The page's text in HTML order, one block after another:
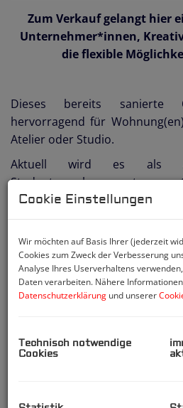
Zum Verkauf gelangt hier
Unternehmer*innen,
die flexible
Dieses bereits sanierte
hervorragend für
Atelier oder Studio.
Aktuell wird es als
Studentenwohnung etc.
vermietet.
Die Verträge zu den
gestaltet und können zu
aufgekündigt werden.
Monaten aufkündigen zu
Cookie Einstellungen
Wir möchten auf Basis Ihrer (jederzeit
Cookies zum Zweck der Verbesserung
Analyse Ihres Userverhaltens
Daten verarbeiten. Nähere
Datenschutzerklärung und unserer
Technisch notwendige
Cookies